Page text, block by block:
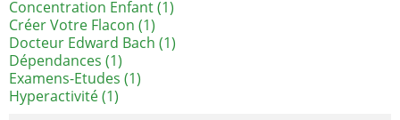
Concentration Enfant(1)
Créer Votre Flacon (1)
Docteur Edward Bach (1)
Dépendances (1)
Examens-Etudes (1)
Hyperactivité(1)